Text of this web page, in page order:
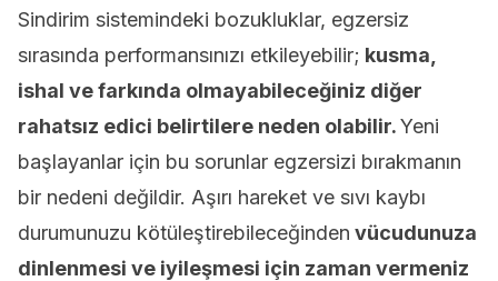
Sindirim sistemindeki bozukluklar, egzersiz
sırasında performansınızı etkileyebilir; kusma,
ishal ve farkında olmayabileceğiniz diğer
rahatsız edici belirtilere neden olabilir.Yeni
başlayanlar için bu sorunlar egzersizi bırakmanın
bir nedeni değildir. Aşırı hareket ve sıvı kaybı
durumunuzu kötüleştirebileceğinden vücudunuza
dinlenmesi ve iyileşmesi için zaman vermeniz